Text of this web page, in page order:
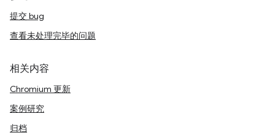
提交 bug
查看未处理完毕的问题
相关内容
Chromium 更新
案例研究
归档